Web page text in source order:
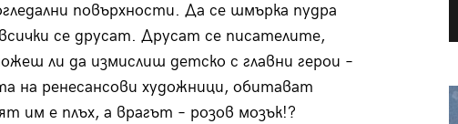
повърхности. Да се шмърка пудра
се друсат. Друсат се писателите,
ли да измислиш детско с главни герои –
на ренесансови художници, обитават
им е плъх, а врагът – розов мозък!?